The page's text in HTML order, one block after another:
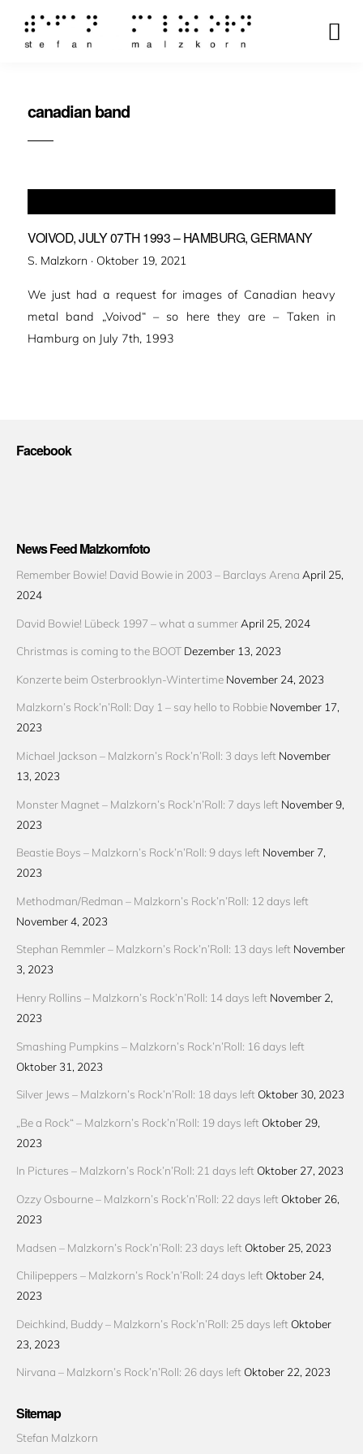
canadian band
VOIVOD, JULY 07TH 1993 – HAMBURG, GERMANY
S. Malzkorn · Veröffentlicht
Oktober 19, 2021
We just had a request for images of Canadian heavy
metal band „Voivod“ – so here they are – Taken in
Hamburg on July 7th, 1993
Facebook
News Feed Malzkornfoto
Remember Bowie! David Bowie in 2003 – Barclays Arena April 25,
2024
David Bowie! Lübeck 1997 – what a summer April 25, 2024
Christmas is coming to the BOOT Dezember 13, 2023
Konzerte beim Osterbrooklyn-Wintertime November 24, 2023
Malzkorn’s Rock’n’Roll: Day 1 – say hello to Robbie November 17,
2023
Michael Jackson – Malzkorn’s Rock’n’Roll: 3 days left November
13, 2023
Monster Magnet – Malzkorn’s Rock’n’Roll: 7 days left November 9,
2023
Beastie Boys – Malzkorn’s Rock’n’Roll: 9 days left November 7,
2023
Methodman/Redman – Malzkorn’s Rock’n’Roll: 12 days left
November 4, 2023
Stephan Remmler – Malzkorn’s Rock’n’Roll: 13 days left November
3, 2023
Henry Rollins – Malzkorn’s Rock’n’Roll: 14 days left November 2,
2023
Smashing Pumpkins – Malzkorn’s Rock’n’Roll: 16 days left
Oktober 31, 2023
Silver Jews – Malzkorn’s Rock’n’Roll: 18 days left Oktober 30, 2023
„Be a Rock“ – Malzkorn’s Rock’n’Roll: 19 days left Oktober 29,
2023
In Pictures – Malzkorn’s Rock’n’Roll: 21 days left Oktober 27, 2023
Ozzy Osbourne – Malzkorn’s Rock’n’Roll: 22 days left Oktober 26,
2023
Madsen – Malzkorn’s Rock’n’Roll: 23 days left Oktober 25, 2023
Chilipeppers – Malzkorn’s Rock’n’Roll: 24 days left Oktober 24,
2023
Deichkind, Buddy – Malzkorn’s Rock’n’Roll: 25 days left Oktober
23, 2023
Nirvana – Malzkorn’s Rock’n’Roll: 26 days left Oktober 22, 2023
Sitemap
Stefan Malzkorn